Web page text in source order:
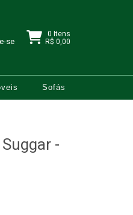
se
0 Itens
R$ 0,00
Sofás
-